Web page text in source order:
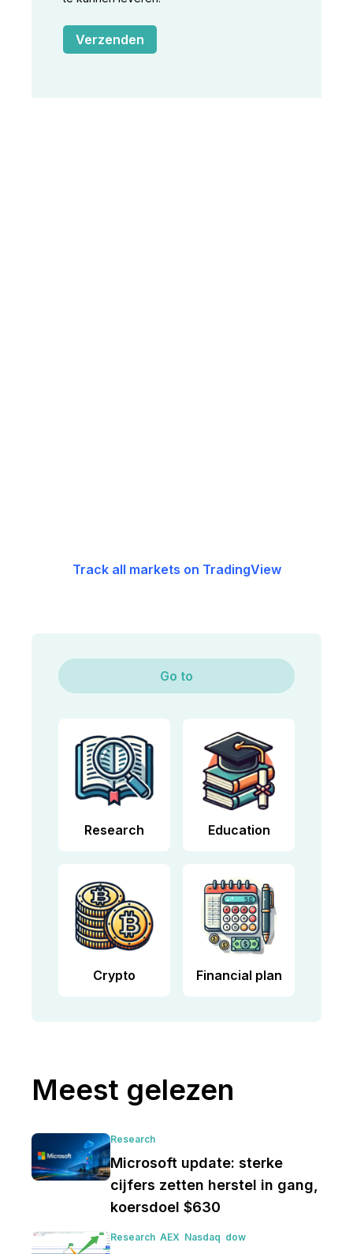
Track all markets on TradingView
Go to
Research Education
Crypto Financial plan
Meest gelezen
Research
Microsoft update: sterke
cijfers zetten herstel in gang,
koersdoel $630
Research AEX Nasdaq dow